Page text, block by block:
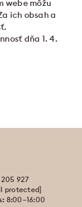
webe môžu
ich obsah a
dňa 1. 4.
927
protected]
8:00–16:00